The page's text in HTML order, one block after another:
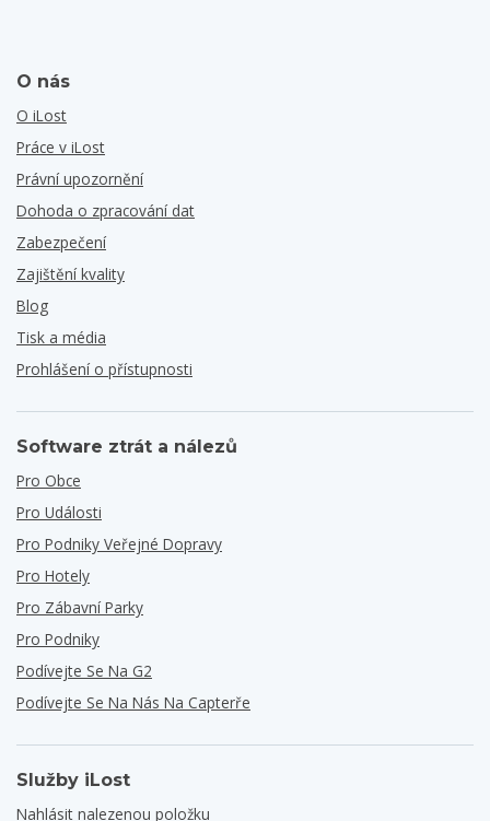
O nás
O iLost
Práce v iLost
Právní upozornění
Dohoda o zpracování dat
Zabezpečení
Zajištění kvality
Blog
Tisk a média
Prohlášení o přístupnosti
Software ztrát a nálezů
Pro Obce
Pro Události
Pro Podniky Veřejné Dopravy
Pro Hotely
Pro Zábavní Parky
Pro Podniky
Podívejte Se Na G2
Podívejte Se Na Nás Na Capterře
Služby iLost
Nahlásit nalezenou položku